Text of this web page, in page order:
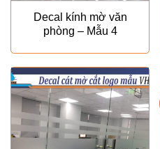
Decal kính mờ văn
phòng – Mẫu 4